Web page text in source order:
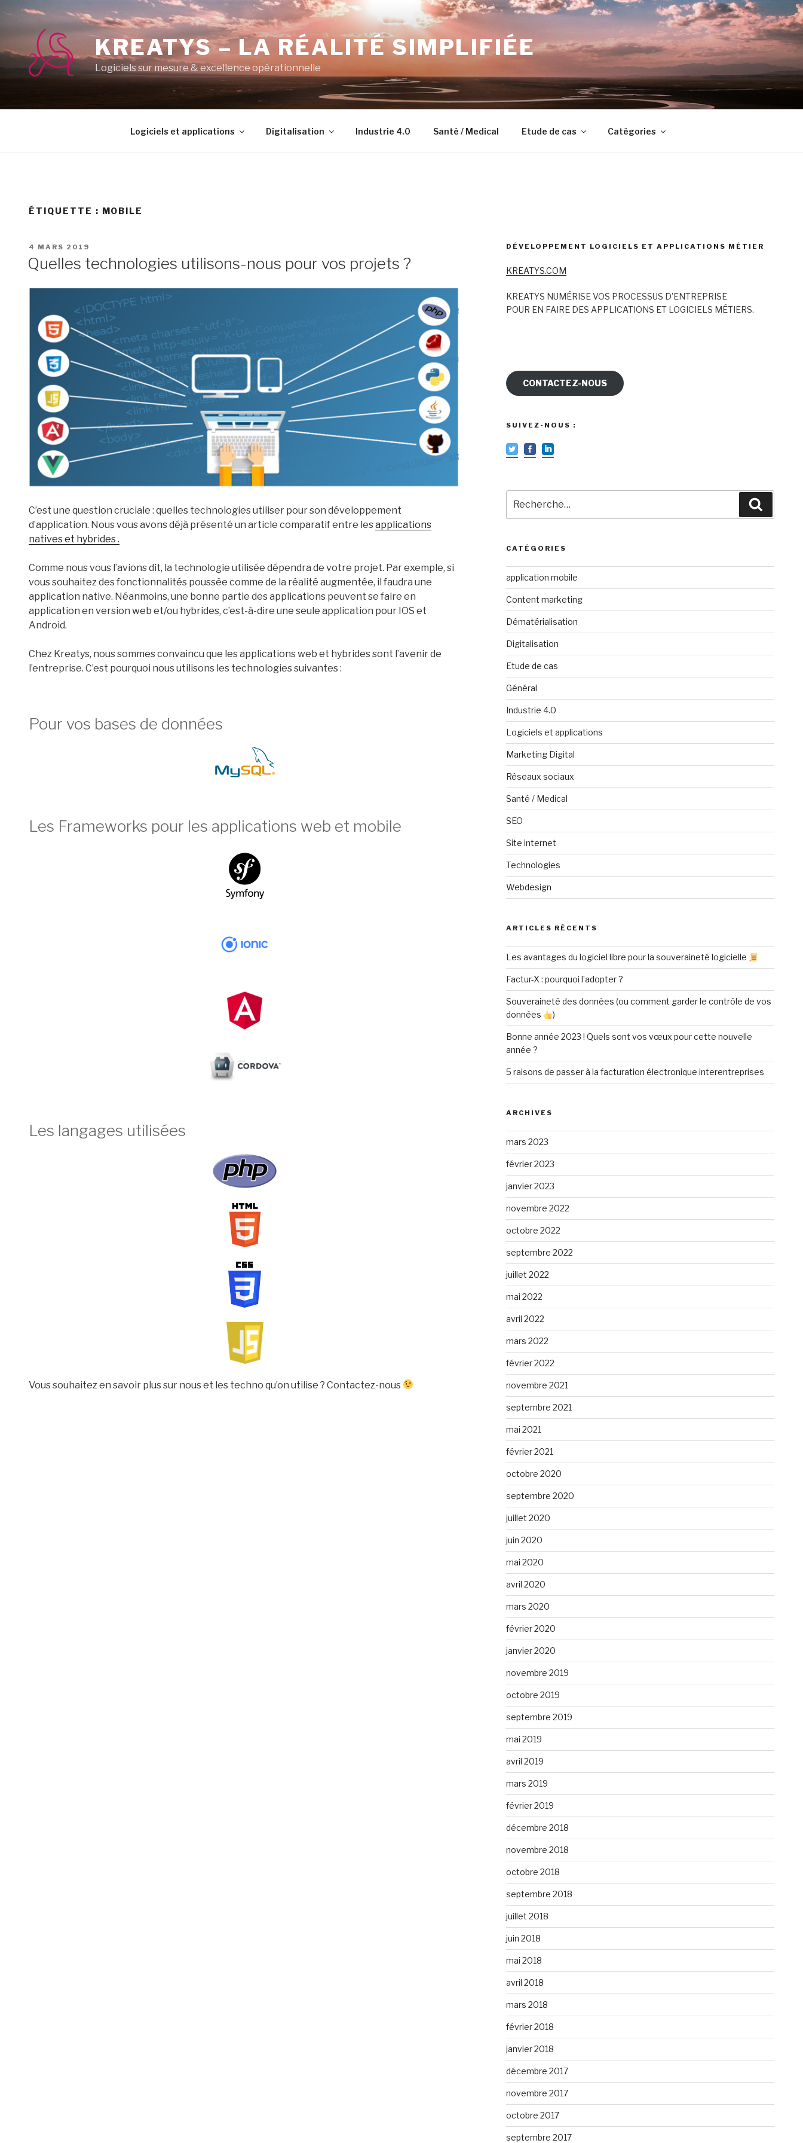
contenu
principal
KREATYS – LA RÉALITÉ SIMPLIFIÉE
Logiciels sur mesure & excellence opérationnelle
Logiciels et applications Digitalisation Industrie 4.0 Santé / Medical Etude de cas Catégories
ÉTIQUETTE : MOBILE
PUBLIÉ
4 MARS 2019
Quelles technologies utilisons-nous pour vos projets ?
C’est une question cruciale : quelles technologies utiliser pour son développement
d’application. Nous vous avons déjà présenté un article comparatif entre lesapplications
natives et hybrides .
Comme nous vous l’avions dit, la technologie utilisée dépendra de votre projet. Par exemple, si
vous souhaitez des fonctionnalités poussée comme de la réalité augmentée, il faudra une
application native. Néanmoins, une bonne partie des applications peuvent se faire en
application en version web et/ou hybrides, c’est-à-dire une seule application pour IOS et
Android.
Chez Kreatys, nous sommes convaincu que les applications web et hybrides sont l’avenir de
l’entreprise. C’est pourquoi nous utilisons les technologies suivantes :
Pour vos bases de données
Les Frameworks pour les applications web et mobile
Les langages utilisées
Vous souhaitez en savoir plus sur nous et les techno qu’on utilise ? Contactez-nous
DÉVELOPPEMENT LOGICIELS ET APPLICATIONS MÉTIER
KREATYS.COM
KREATYS NUMÉRISE VOS PROCESSUS D’ENTREPRISE
POUR EN FAIRE DES APPLICATIONS ET LOGICIELS MÉTIERS.
CONTACTEZ-NOUS
SUIVEZ-NOUS :
pour
:
CATÉGORIES
application mobile
Content marketing
Dématérialisation
Digitalisation
Etude de cas
Général
Industrie 4.0
Logiciels et applications
Marketing Digital
Réseaux sociaux
Santé / Medical
SEO
Site internet
Technologies
Webdesign
ARTICLES RÉCENTS
Les avantages du logiciel libre pour la souveraineté logicielle
Factur-X : pourquoi l’adopter ?
Souveraineté des données (ou comment garder le contrôle de vos
données
)
Bonne année 2023 ! Quels sont vos vœux pour cette nouvelle
année ?
5 raisons de passer à la facturation électronique interentreprises
ARCHIVES
mars 2023
février 2023
janvier 2023
novembre 2022
octobre 2022
septembre 2022
juillet 2022
mai 2022
avril 2022
mars 2022
février 2022
novembre 2021
septembre 2021
mai 2021
février 2021
octobre 2020
septembre 2020
juillet 2020
juin 2020
mai 2020
avril 2020
mars 2020
février 2020
janvier 2020
novembre 2019
octobre 2019
septembre 2019
mai 2019
avril 2019
mars 2019
février 2019
décembre 2018
novembre 2018
octobre 2018
septembre 2018
juillet 2018
juin 2018
mai 2018
avril 2018
mars 2018
février 2018
janvier 2018
décembre 2017
novembre 2017
octobre 2017
septembre 2017